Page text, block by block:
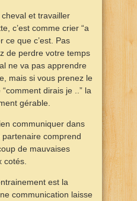
cheval et travailler
c’est comme crier “a
ce que c’est. Pas
de perdre votre temps
ne va pas apprendre
mais si vous prenez le
dirais je ..” la
gérable.
communiquer dans
comprend
de mauvaises
cotés.
est la
communication laisse